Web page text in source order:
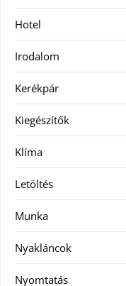
Hotel
Irodalom
Kerékpár
Kiegészítők
Klíma
Letöltés
Munka
Nyakláncok
Nyomtatás